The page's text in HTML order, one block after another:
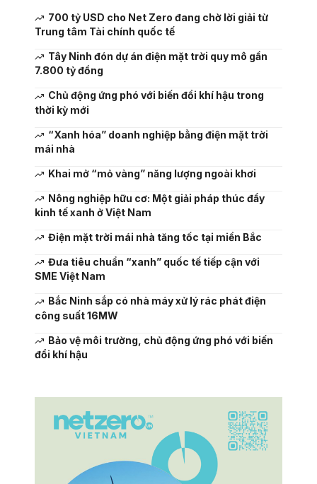
700 tỷ USD cho Net Zero đang chờ lời giải từ
Trung tâm Tài chính quốc tế
Tây Ninh đón dự án điện mặt trời quy mô gần
7.800 tỷ đồng
Chủ động ứng phó với biến đổi khí hậu trong
thời kỳ mới
“Xanh hóa” doanh nghiệp bằng điện mặt trời
mái nhà
Khai mở “mỏ vàng” năng lượng ngoài khơi
Nông nghiệp hữu cơ: Một giải pháp thúc đẩy
kinh tế xanh ở Việt Nam
Điện mặt trời mái nhà tăng tốc tại miền Bắc
Đưa tiêu chuẩn “xanh” quốc tế tiếp cận với
SME Việt Nam
Bắc Ninh sắp có nhà máy xử lý rác phát điện
công suất 16MW
Bảo vệ môi trường, chủ động ứng phó với biến
đổi khí hậu